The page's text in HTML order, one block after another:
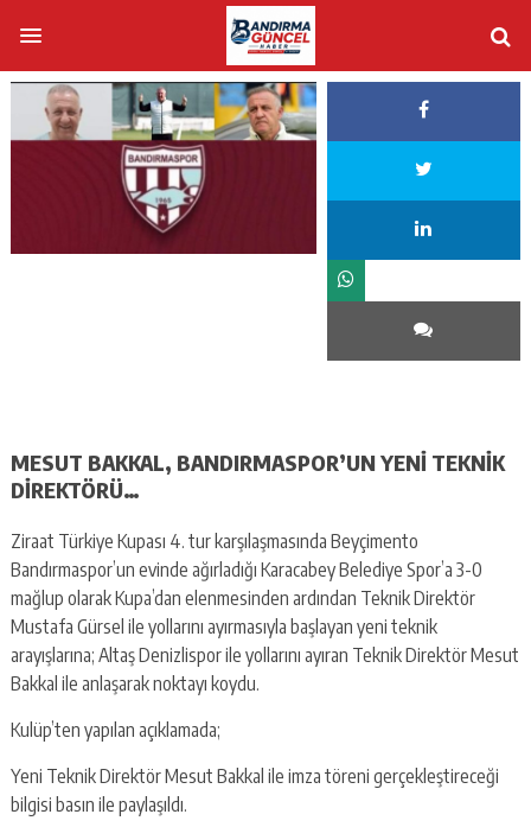
MESUT BAKKAL, BANDIRMASPOR’UN YENİ TEKNİK
DİREKTÖRÜ…
Ziraat Türkiye Kupası 4. tur karşılaşmasında Beyçimento
Bandırmaspor’un evinde ağırladığı Karacabey Belediye Spor’a 3-0
mağlup olarak Kupa’dan elenmesinden ardından Teknik Direktör
Mustafa Gürsel ile yollarını ayırmasıyla başlayan yeni teknik
arayışlarına; Altaş Denizlispor ile yollarını ayıran Teknik Direktör Mesut
Bakkal ile anlaşarak noktayı koydu.
Kulüp’ten yapılan açıklamada;
Yeni Teknik Direktör Mesut Bakkal ile imza töreni gerçekleştireceği
bilgisi basın ile paylaşıldı.